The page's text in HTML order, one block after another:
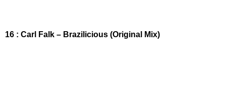
16 : Carl Falk – Brazilicious (Original Mix)